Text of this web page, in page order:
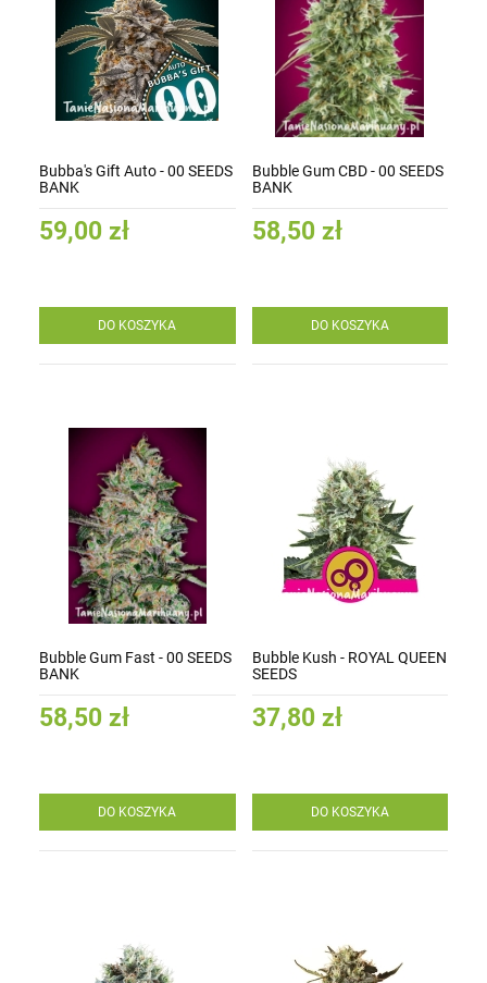
Bubba's Gift Auto - 00 SEEDS
BANK
59,00 zł
DO KOSZYKA
Bubble Gum CBD - 00 SEEDS
BANK
58,50 zł
DO KOSZYKA
Bubble Gum Fast - 00 SEEDS
BANK
58,50 zł
DO KOSZYKA
Bubble Kush - ROYAL QUEEN
SEEDS
37,80 zł
DO KOSZYKA